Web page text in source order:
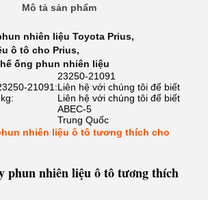
Mô tả sản phẩm
nhiên liệu Toyota Prius,
ô tô cho Prius,
ống phun nhiên liệu
23250-21091
21091:Liên hệ với chúng tôi để biết
Liên hệ với chúng tôi để biết
ABEC-5
Trung Quốc
nhiên liệu ô tô tương thích cho
phun nhiên liệu ô tô tương thích